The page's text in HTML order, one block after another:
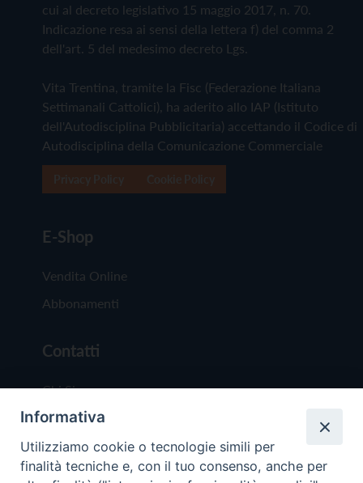
cui al decreto legislativo 15 maggio 2017, n. 70.
Indicazione resa ai sensi della lettera f) del comma 2
dell'art. 5 del medesimo decreto Lgs.
Vita Trentina, tramite la Fisc (Federazione Italiana
Settimanali Cattolici), ha aderito allo IAP (Istituto
dell'Autodisciplina Pubblicitaria) accettando il Codice di
Autodisciplina della Comunicazione Commerciale
E-Shop
Vendita Online
Abbonamenti
Contatti
Chi Siamo
Redazione
Scrivici
Informativa
Utilizziamo cookie o tecnologie simili per
finalità tecniche e, con il tuo consenso, anche per